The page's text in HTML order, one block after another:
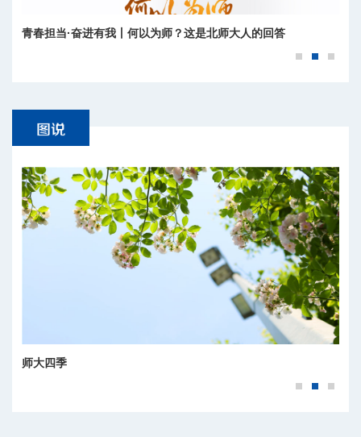
青春担当·奋进有我丨何以为师？这是北师大人的回答
师大四季